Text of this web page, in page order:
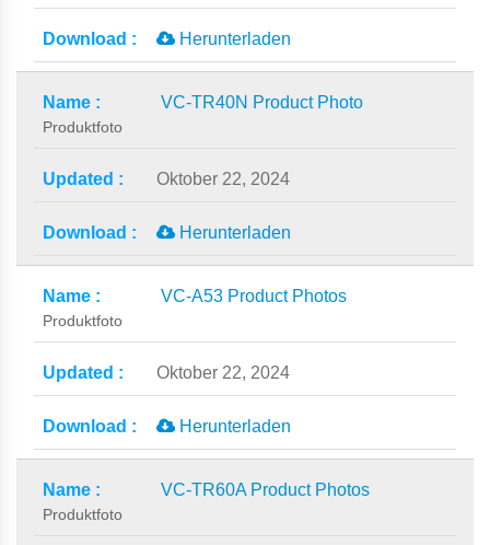
Herunterladen
VC-TR40N Product Photo
Produktfoto
Oktober 22, 2024
Herunterladen
VC-A53 Product Photos
Produktfoto
Oktober 22, 2024
Herunterladen
VC-TR60A Product Photos
Produktfoto